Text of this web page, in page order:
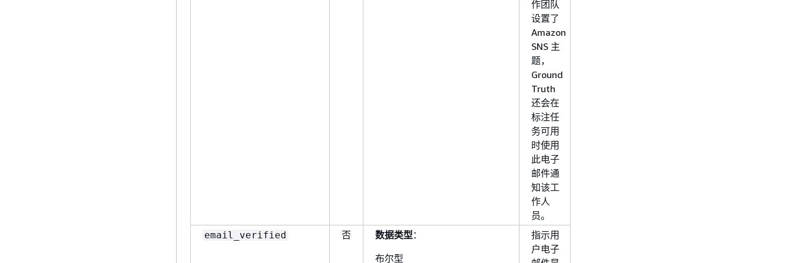
作团队
设置了
Amazon
SNS 主
题，
Ground
Truth
还会在
标注任
务可用
时使用
此电子
邮件通
知该工
作人
员。
email_verified 否 数据类型 ：
布尔型
指示用
户电子